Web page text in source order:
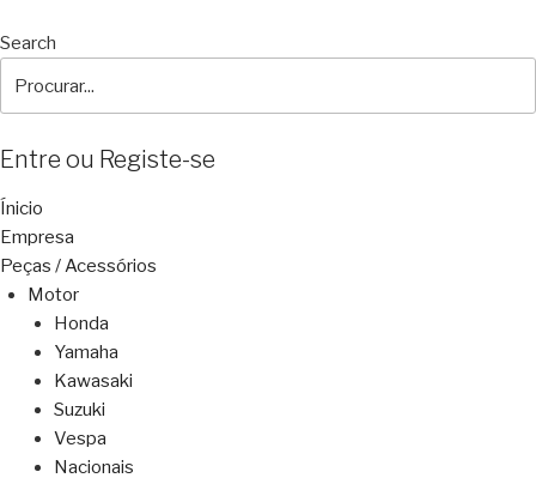
Search
Entre ou Registe-se
Ínicio
Empresa
Peças / Acessórios
Motor
Honda
Yamaha
Kawasaki
Suzuki
Vespa
Nacionais